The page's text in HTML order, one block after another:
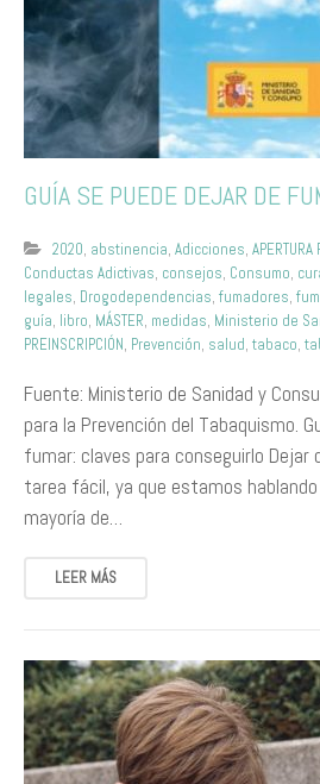
GUÍA SE PUEDE DEJAR DE
2020, abstinencia, Adicciones, APERTURA
Conductas Adictivas, consejos, Consumo,
legales, Drogodependencias, fumadores,
guía, libro, MÁSTER, medidas, Ministerio de
PREINSCRIPCIÓN, Prevención, salud, tabaco,
Fuente: Ministerio de Sanidad y
para la Prevención del Tabaquismo.
fumar: claves para conseguirlo Dejar
tarea fácil, ya que estamos
mayoría de…
LEER MÁS